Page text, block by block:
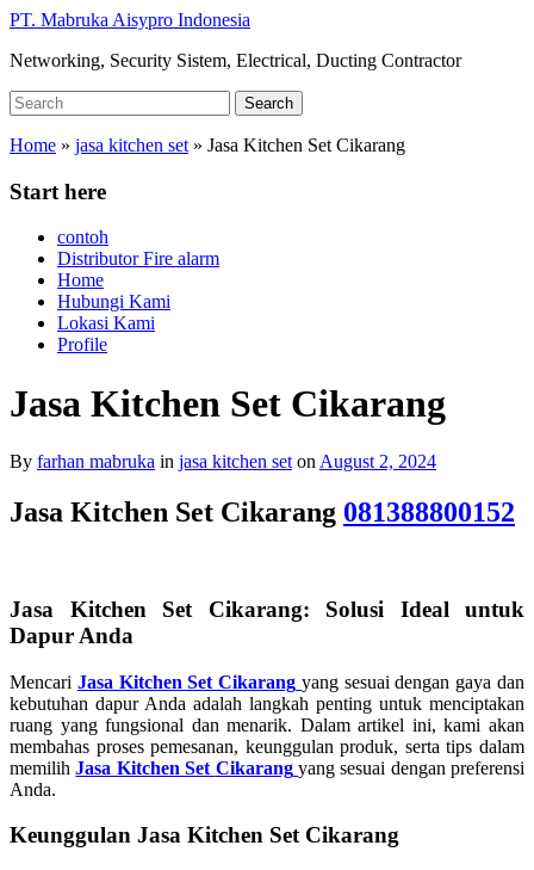
Skip
main
PT. Mabruka Aisypro Indonesia
Networking, Security Sistem, Electrical, Ducting Contractor
Search
for:
Search
Home » jasa kitchen set » Jasa Kitchen Set Cikarang
Start here
contoh
Distributor Fire alarm
Home
Hubungi Kami
Lokasi Kami
Profile
Jasa Kitchen Set Cikarang
By farhan mabruka in jasa kitchen set on August 2, 2024
Jasa Kitchen Set Cikarang 081388800152
Jasa Kitchen Set Cikarang: Solusi Ideal untuk
Dapur Anda
Mencari Jasa Kitchen Set Cikarang yang sesuai dengan gaya dan
kebutuhan dapur Anda adalah langkah penting untuk menciptakan
ruang yang fungsional dan menarik. Dalam artikel ini, kami akan
membahas proses pemesanan, keunggulan produk, serta tips dalam
memilihJasa Kitchen Set Cikarang yang sesuai dengan preferensi
Anda.
Keunggulan Jasa Kitchen Set Cikarang